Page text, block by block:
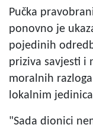
Pučka
ponovno je
pojedinih
priziva savjesti i
moralnih
lokalnim
"Sada dionici